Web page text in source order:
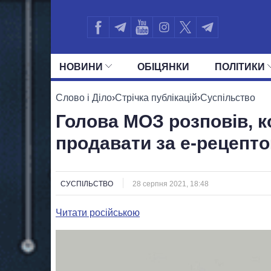
НОВИНИ ОБIЦЯНКИ ПОЛIТИКИ
УСІ ПОЛІТИКИ ПРЕЗИДЕНТ І ОФІС
Слово і Діло›Стрічка публікацій›Суспільство
Голова МОЗ розповів,
продавати за е-
СУСПІЛЬСТВО 28 серпня 2021, 18:48
Читати російською